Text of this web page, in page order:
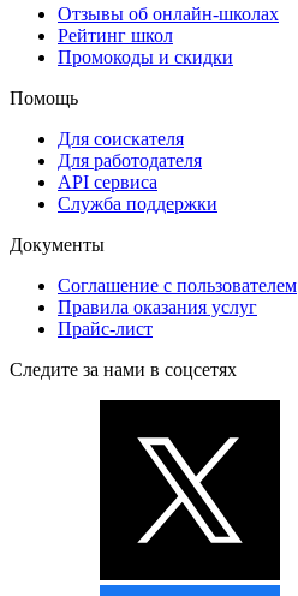
Отзывы об онлайн-школах
Рейтинг школ
Промокоды и скидки
Помощь
Для соискателя
Для работодателя
API сервиса
Служба поддержки
Документы
Соглашение с пользователем
Правила оказания услуг
Прайс-лист
Следите за нами в соцсетях